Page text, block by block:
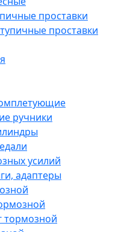
проставки
проставки
ручники
усилий
адаптеры
тормозной